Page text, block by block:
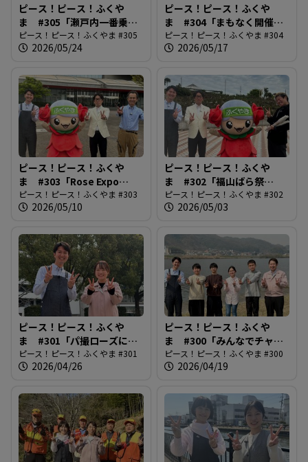
ピース！ピース！ふくや
ま #305「瀬戸内一番乗
り！鞆の浦弁天島花火大
会」
ピース！ピース！ふくやま #305
2026/05/24
ピース！ピース！ふくや
ま #304「まもなく開催！
ばらのまち福山国際音楽
祭」
ピース！ピース！ふくやま #304
2026/05/17
ピース！ピース！ふくや
ま #303「Rose Expo
FUKUYAMA2026」
ピース！ピース！ふくやま #303
2026/05/10
ピース！ピース！ふくや
ま #302「福山ばら祭
2026」
ピース！ピース！ふくやま #302
2026/05/03
ピース！ピース！ふくや
ま #301「パ撮ローズに街
路樹追加！」
ピース！ピース！ふくやま #301
2026/04/26
ピース！ピース！ふくや
ま #300「みんなでチャレ
ンジ！福山夢・未来開花プ
ロジェクト」
ピース！ピース！ふくやま #300
2026/04/19